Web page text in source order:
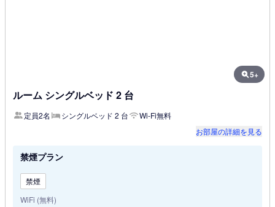
5+
ルーム シングルベッド 2 台
定員2名 シングルベッド 2 台
Wi-Fi無料
お部屋の詳細を見る
禁煙プラン
禁煙
WiFi (無料)